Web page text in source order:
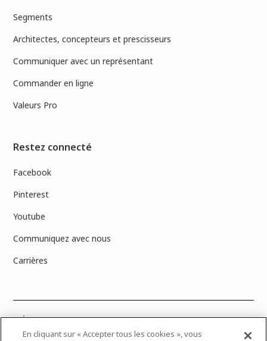
Segments
Architectes, concepteurs et prescisseurs
Communiquer avec un représentant
Commander en ligne
Valeurs Pro
Restez connecté
Facebook
Pinterest
Youtube
Communiquez avec nous
Carrières
PRÉCISION DES COULEURS : Veuillez noter que les couleurs affichées à
l’écran peuvent ne pas correspondre exactement aux couleurs de
En cliquant sur « Accepter tous les cookies », vous